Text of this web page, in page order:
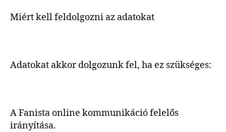
Miért kell feldolgozni az adatokat
Adatokat akkor dolgozunk fel, ha ez szükséges:
A Fanista online kommunikáció felelős
irányítása.